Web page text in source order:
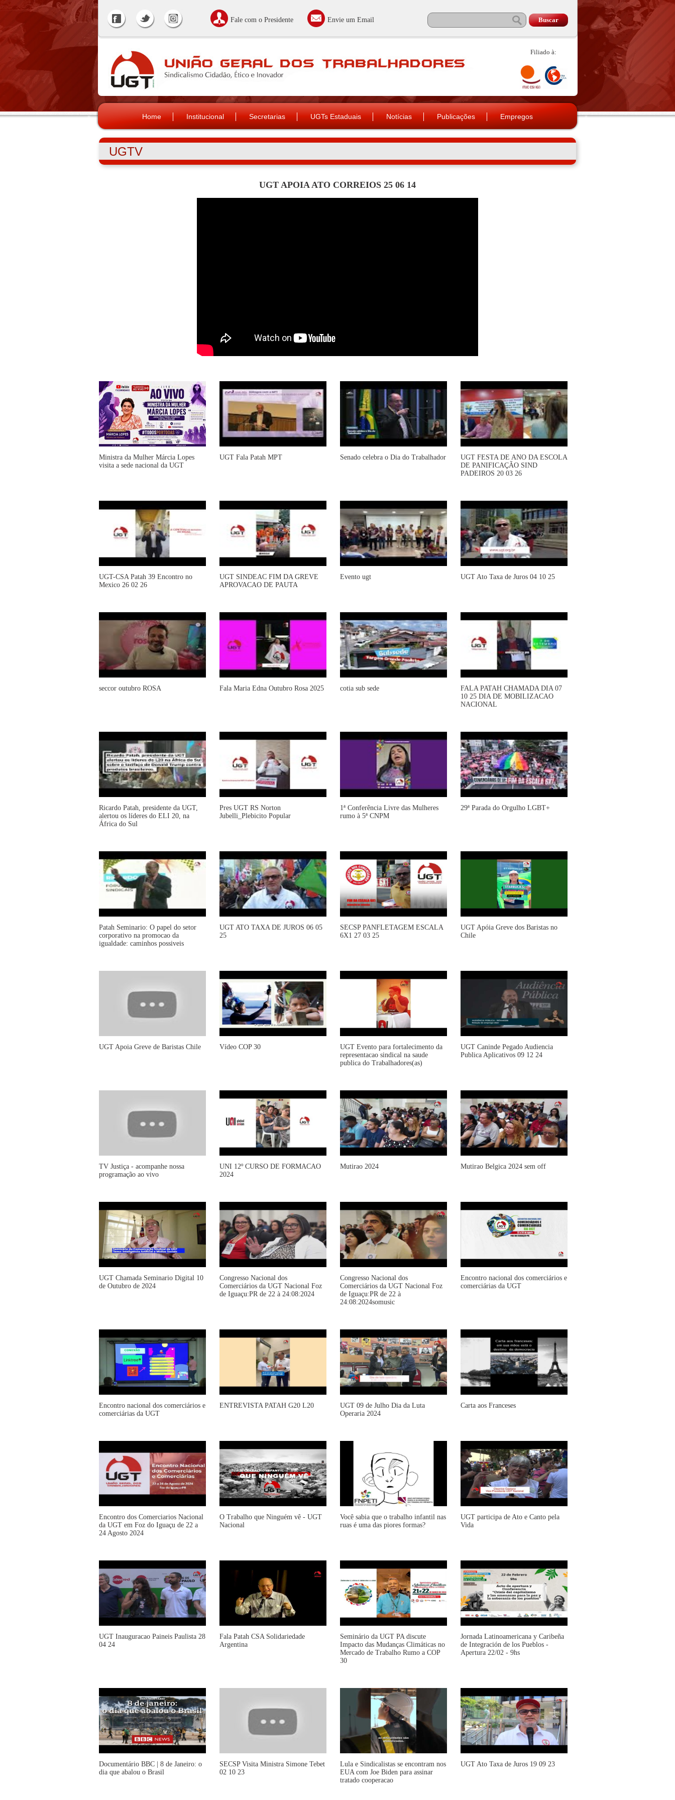
Fale com o Presidente Envie um Email
Filiado à:
Home Institucional Secretarias UGTs Estaduais Notícias Publicações Empregos
UGTV
UGT APOIA ATO CORREIOS 25 06 14
Ministra da Mulher Márcia Lopes
visita a sede nacional da UGT
UGT Fala Patah MPT Senado celebra o Dia do Trabalhador
UGT FESTA DE ANO DA ESCOLA
DE PANIFICAÇÃO SIND
PADEIROS 20 03 26
UGT-CSA Patah 39 Encontro no
Mexico 26 02 26
UGT SINDEAC FIM DA GREVE
APROVACAO DE PAUTA
Evento ugt UGT Ato Taxa de Juros 04 10 25
seccor outubro ROSA Fala Maria Edna Outubro Rosa 2025 cotia sub sede
FALA PATAH CHAMADA DIA 07
10 25 DIA DE MOBILIZACAO
NACIONAL
Ricardo Patah, presidente da UGT,
alertou os líderes do ELI 20, na
África do Sul
Pres UGT RS Norton
Jubelli_Plebicito Popular
1ª Conferência Livre das Mulheres
rumo à 5ª CNPM
29ª Parada do Orgulho LGBT+
Patah Seminario: O papel do setor
corporativo na promocao da
igualdade: caminhos possiveis
UGT ATO TAXA DE JUROS 06 05
25
SECSP PANFLETAGEM ESCALA
6X1 27 03 25
UGT Apóia Greve dos Baristas no
Chile
UGT Apoia Greve de Baristas Chile Vídeo COP 30
UGT Evento para fortalecimento da
representacao sindical na saude
publica do Trabalhadores(as)
UGT Caninde Pegado Audiencia
Publica Aplicativos 09 12 24
TV Justiça - acompanhe nossa
programação ao vivo
UNI 12º CURSO DE FORMACAO
2024
Mutirao 2024 Mutirao Belgica 2024 sem off
UGT Chamada Seminario Digital 10
de Outubro de 2024
Congresso Nacional dos
Comerciários da UGT Nacional Foz
de Iguaçu:PR de 22 à 24:08:2024
Congresso Nacional dos
Comerciários da UGT Nacional Foz
de Iguaçu:PR de 22 à
24:08:2024somusic
Encontro nacional dos comerciários e
comerciárias da UGT
Encontro nacional dos comerciários e
comerciárias da UGT
ENTREVISTA PATAH G20 L20
UGT 09 de Julho Dia da Luta
Operaria 2024
Carta aos Franceses
Encontro dos Comerciarios Nacional
da UGT em Foz do Iguaçu de 22 a
24 Agosto 2024
O Trabalho que Ninguém vê - UGT
Nacional
Você sabia que o trabalho infantil nas
ruas é uma das piores formas?
UGT participa de Ato e Canto pela
Vida
UGT Inauguracao Paineis Paulista 28
04 24
Fala Patah CSA Solidariedade
Argentina
Seminário da UGT PA discute
Impacto das Mudanças Climáticas no
Mercado de Trabalho Rumo a COP
30
Jornada Latinoamericana y Caribeña
de Integración de los Pueblos -
Apertura 22/02 - 9hs
Documentário BBC | 8 de Janeiro: o
dia que abalou o Brasil
SECSP Visita Ministra Simone Tebet
02 10 23
Lula e Sindicalistas se encontram nos
EUA com Joe Biden para assinar
tratado cooperacao
UGT Ato Taxa de Juros 19 09 23